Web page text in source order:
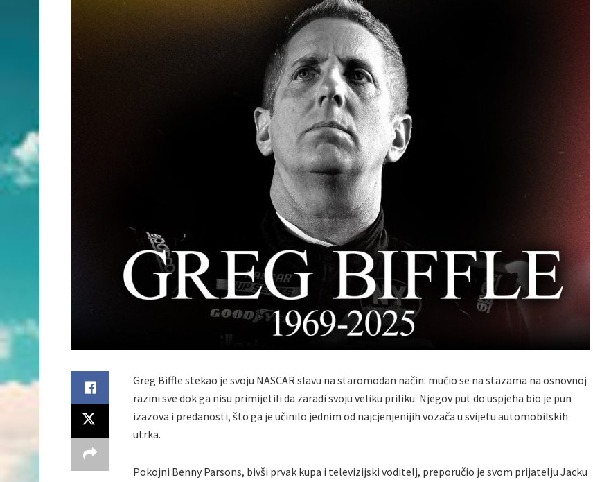
Greg Biffle stekao je svoju NASCAR slavu na staromodan način: mučio se na stazama na osnovnoj
razini sve dok ga nisu primijetili da zaradi svoju veliku priliku. Njegov put do uspjeha bio je pun
izazova i predanosti, što ga je učinilo jednim od najcjenjenijih vozača u svijetu automobilskih
utrka.
Pokojni Benny Parsons, bivši prvak kupa i televizijski voditelj, preporučio je svom prijatelju Jacku